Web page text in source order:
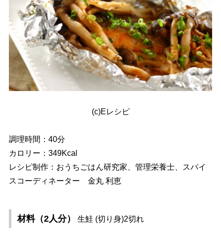
(c)Eレシピ
調理時間：40分
カロリー：349Kcal
レシピ制作：おうちごはん研究家、管理栄養士、スパイ
スコーディネーター 金丸 利恵
材料（2人分） 生鮭 (切り身)2切れ